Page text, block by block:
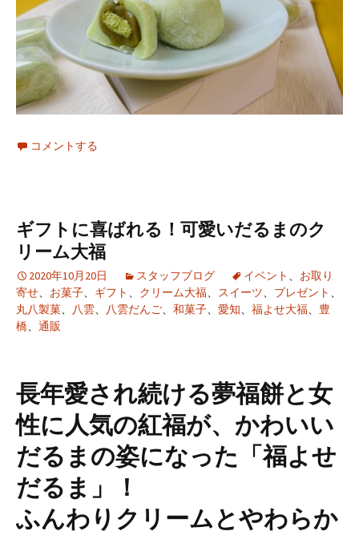
コメントする
ギフトに喜ばれる！可愛いだるまのク
リーム大福
2020年10月20日 スタッフブログ イベント 、 お取り
寄せ、 お菓子、 ギフト 、 クリーム大福、 スイーツ、 プレゼント 、
丸八製菓、 八雲、 八雲だんご、 和菓子、 愛知、 福よせ大福、 豊
橋、 通販
長年愛され続ける夢福餅と女
性に人気の紅福が、かわいい
だるまの姿になった「福よせ
だるま」！
ふんわりクリームとやわらか